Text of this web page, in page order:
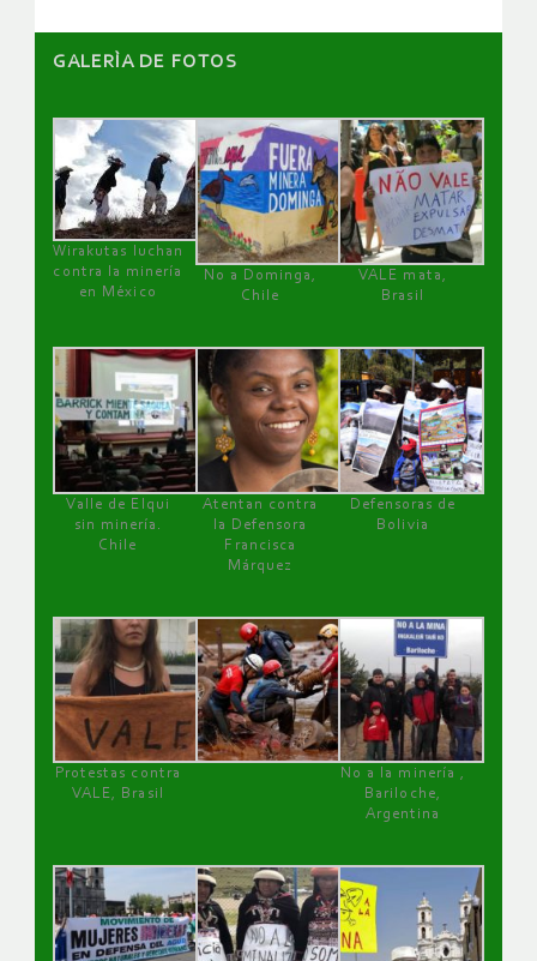
GALERÌA DE FOTOS
Wirakutas luchan
contra la minería
en México
No a Dominga,
Chile
VALE mata,
Brasil
Valle de Elqui
sin minería.
Chile
Atentan contra
la Defensora
Francisca
Márquez
Defensoras de
Bolivia
Protestas contra
VALE, Brasil
No a la minería ,
Bariloche,
Argentina